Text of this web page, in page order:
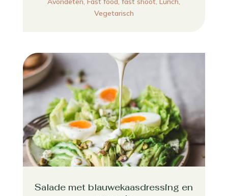
Vegetarisch
Salade met blauwekaasdressing en